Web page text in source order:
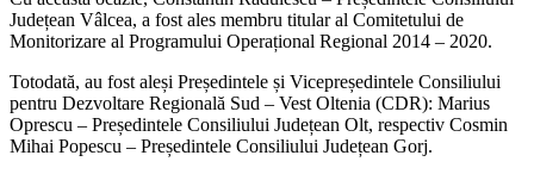
Județean Vâlcea, a fost ales membru titular al Comitetului de
Monitorizare al Programului Operațional Regional 2014 – 2020.
Totodată, au fost aleși Președintele și Vicepreședintele Consiliului
pentru Dezvoltare Regională Sud – Vest Oltenia (CDR): Marius
Oprescu – Președintele Consiliului Județean Olt, respectiv Cosmin
Mihai Popescu – Președintele Consiliului Județean Gorj.